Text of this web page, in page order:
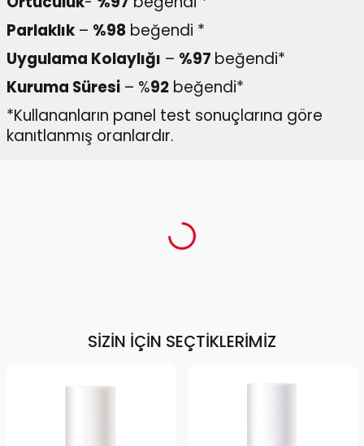
Parlaklık – %98 beğendi *
Uygulama Kolaylığı – %97 beğendi*
Kuruma Süresi – %92 beğendi*
*Kullananların panel test sonuçlarına göre
kanıtlanmış oranlardır.
SIZIN İÇIN SEÇTIKLERIMIZ